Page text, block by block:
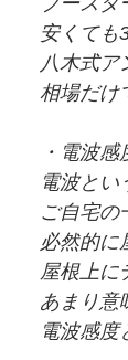
安くても
八木式ア
相場だけ
・電波感
電波とい
ご自宅の
必然的に
屋根上に
あまり意
電波感度